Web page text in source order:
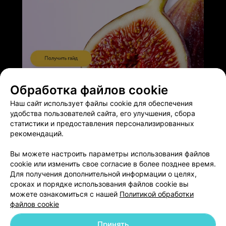
Добавить специалиста
Обработка файлов cookie
Наш сайт использует файлы cookie для обеспечения
удобства пользователей сайта, его улучшения, сбора
статистики и предоставления персонализированных
рекомендаций.
Вы можете настроить параметры использования файлов
cookie или изменить свое согласие в более позднее время.
Для получения дополнительной информации о целях,
сроках и порядке использования файлов cookie вы
можете ознакомиться с нашей Политикой обработки
файлов cookie